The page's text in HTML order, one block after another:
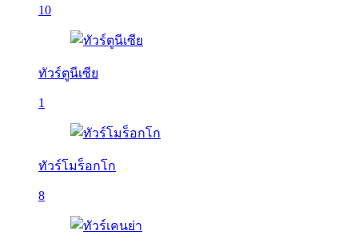
10
ทัวร์ตูนีเซีย
1
ทัวร์โมร็อกโก
8